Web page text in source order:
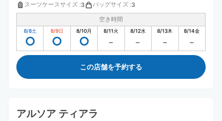
スーツケースサイズ :3 バッグサイズ :3
空き時間
8/8土 8/9日 8/10月 8/11火 8/12水 8/13木 8/14金
この店舗を予約する
アルソア ティアラ